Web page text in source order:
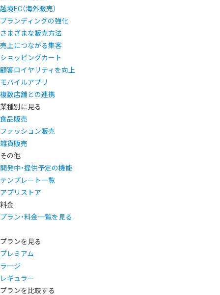
越境EC（海外販売）
ブランディングの強化
さまざまな販売方法
売上につながる集客
ショッピングカート
顧客ロイヤリティを向上
モバイルアプリ
複数店舗との連携
業種別に見る
食品販売
ファッション販売
雑貨販売
その他
開発中・提供予定の機能
テンプレート一覧
アプリストア
料金
プラン・料金一覧を見る
プランを見る
プレミアム
ラージ
レギュラー
プランを比較する